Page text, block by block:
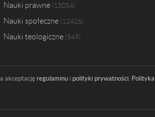
Nauki prawne 15054
Nauki społeczne 12426
Nauki teologiczne 549
akceptację regulaminu i polityki prywatności.